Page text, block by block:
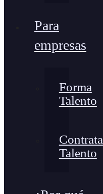
Para
empresas
Forma
Talento
Contrata
Talento